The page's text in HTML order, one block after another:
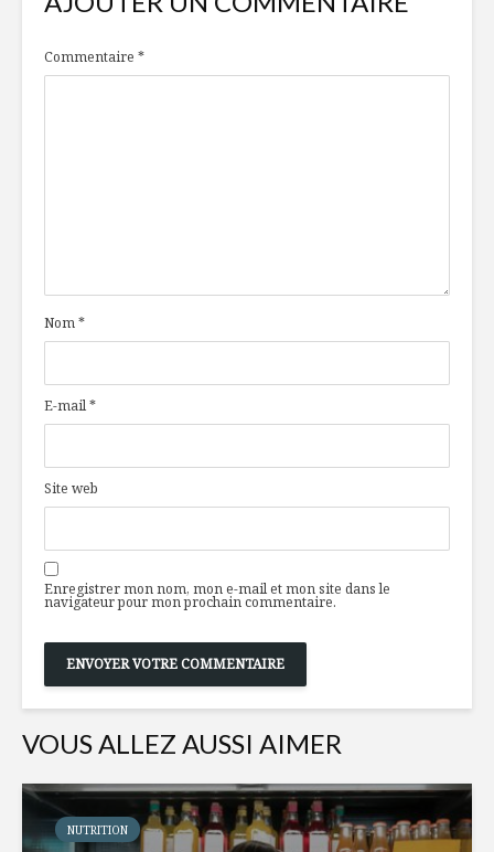
Commentaire *
Nom*
E-mail*
Site web
Enregistrer mon nom, mon e-mail et mon site dans le
navigateur pour mon prochain commentaire.
VOUS ALLEZ AUSSI AIMER
NUTRITION